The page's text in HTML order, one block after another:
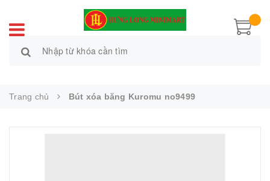
Trang chủ Bút xóa băng Kuromu no9499